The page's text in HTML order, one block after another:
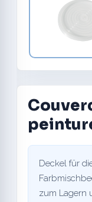
Deckel für
zum Lagern